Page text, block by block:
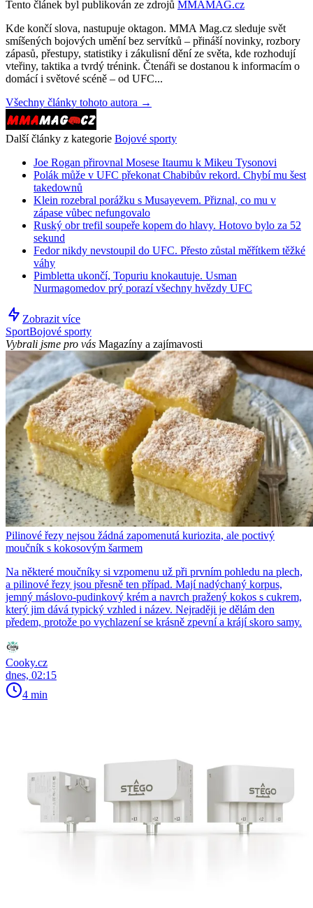
Tento článek byl publikován ze zdrojů MMAMAG.cz
Kde končí slova, nastupuje oktagon. MMA Mag.cz sleduje svět
smíšených bojových umění bez servítků – přináší novinky, rozbory
zápasů, přestupy, statistiky i zákulisní dění ze světa, kde rozhodují
vteřiny, taktika a tvrdý trénink. Čtenáři se dostanou k informacím o
domácí i světové scéně – od UFC...
Všechny články tohoto autora →
Další články z kategorie Bojové sporty
Joe Rogan přirovnal Mosese Itaumu k Mikeu Tysonovi
Polák může v UFC překonat Chabibův rekord. Chybí mu šest
takedownů
Klein rozebral porážku s Musayevem. Přiznal, co mu v
zápase vůbec nefungovalo
Ruský obr trefil soupeře kopem do hlavy. Hotovo bylo za 52
sekund
Fedor nikdy nevstoupil do UFC. Přesto zůstal měřítkem těžké
váhy
Pimbletta ukončí, Topuriu knokautuje. Usman
Nurmagomedov prý porazí všechny hvězdy UFC
Zobrazit více
SportBojové sporty
Vybrali jsme pro vás Magazíny a zajímavosti
Pilinové řezy nejsou žádná zapomenutá kuriozita, ale poctivý
moučník s kokosovým šarmem
Na některé moučníky si vzpomenu už při prvním pohledu na plech,
a pilinové řezy jsou přesně ten případ. Mají nadýchaný korpus,
jemný máslovo-pudinkový krém a navrch pražený kokos s cukrem,
který jim dává typický vzhled i název. Nejraději je dělám den
předem, protože po vychlazení se krásně zpevní a krájí skoro samy.
Cooky.cz
dnes, 02:15
4 min